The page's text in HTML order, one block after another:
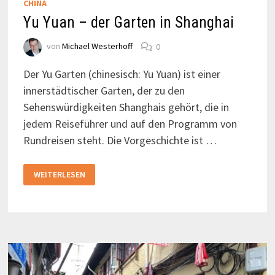
CHINA
Yu Yuan – der Garten in Shanghai
von Michael Westerhoff 0
Der Yu Garten (chinesisch: Yu Yuan) ist einer
innerstädtischer Garten, der zu den
Sehenswürdigkeiten Shanghais gehört, die in
jedem Reiseführer und auf den Programm von
Rundreisen steht. Die Vorgeschichte ist …
YUAN
–
WEITERLESEN